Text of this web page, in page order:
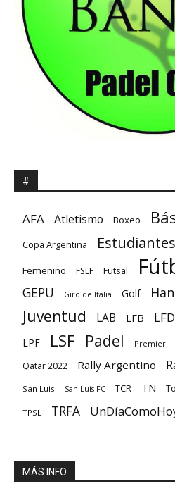
#
AFA Atletismo Boxeo
Copa Argentina Estudiantes
Femenino FSLF Futsal
GEPU Giro de Italia Golf
Juventud LAB LFB
LPF LSF Padel Premier
Qatar 2022 Rally Argentino
San Luis San Luis FC TCR TN
TPSL TRFA
MÁS INFO